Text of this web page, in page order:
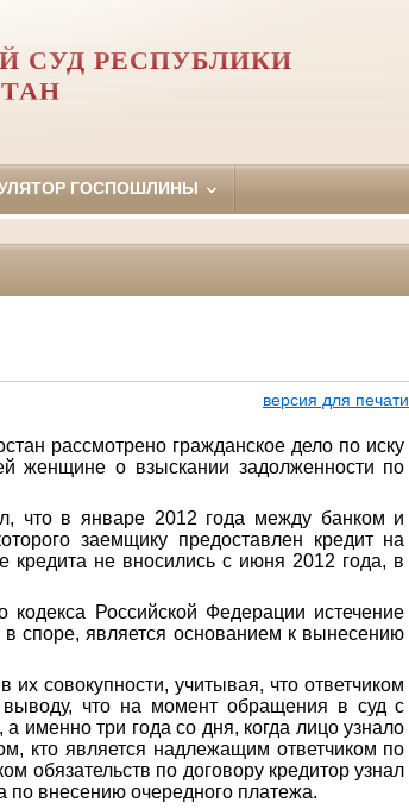
СУД РЕСПУБЛИКИ
ГОСПОШЛИНЫ
версия для печати
рассмотрено гражданское дело по иску
женщине о взыскании задолженности по
что в январе 2012 года между банком и
заемщику предоставлен кредит на
кредита не вносились с июня 2012 года, в
Российской Федерации истечение
споре, является основанием к вынесению
совокупности, учитывая, что ответчиком
что на момент обращения в суд с
именно три года со дня, когда лицо узнало
кто является надлежащим ответчиком по
обязательств по договору кредитор узнал
по внесению очередного платежа.